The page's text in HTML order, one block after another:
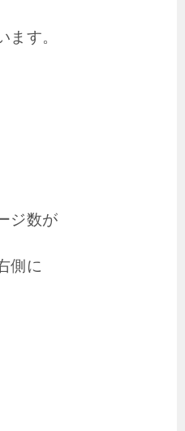
ます。
ジ数が
側に